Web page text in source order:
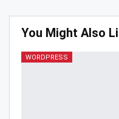
You Might Also
WORDPRESS